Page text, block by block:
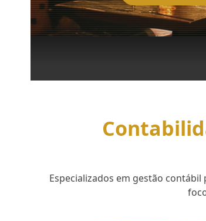
Especializados em gestão